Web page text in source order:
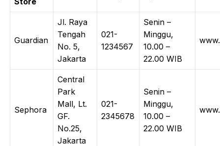
Guardian
Jl. Raya
Tengah
No. 5,
Jakarta
021-
1234567
Senin –
Minggu,
10.00 –
22.00 WIB
Sephora
Central
Park
Mall, Lt.
GF.
No.25,
Jakarta
021-
2345678
Senin –
Minggu,
10.00 –
22.00 WIB